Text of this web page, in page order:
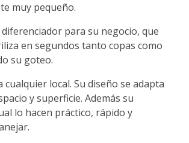
muy pequeño.
para su negocio, que
en segundos tanto copas como
su goteo.
cualquier local. Su diseño se adapta
y superficie. Además su
lo hacen práctico, rápido y